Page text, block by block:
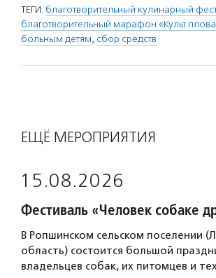
ТЕГИ: благотворительный кулинарный
благотворительный марафон «Культ
больным детям, сбор средств
ЕЩЁ МЕРОПРИЯТИЯ
15.08.2026
Фестиваль «Человек собаке
В Ропшинском сельском поселении
область) состоится большой
владельцев собак, их питомцев и